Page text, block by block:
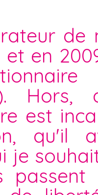
et en
Hors,
est
qu'il
je